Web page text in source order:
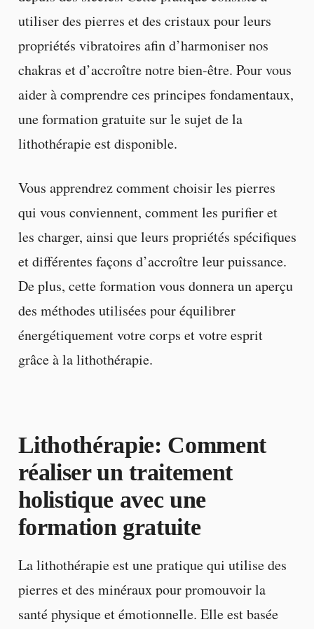
utiliser des pierres et des cristaux pour leurs
propriétés vibratoires afin d’harmoniser nos
chakras et d’accroître notre bien-être. Pour vous
aider à comprendre ces principes fondamentaux,
une formation gratuite sur le sujet de la
lithothérapie est disponible.
Vous apprendrez comment choisir les pierres
qui vous conviennent, comment les purifier et
les charger, ainsi que leurs propriétés spécifiques
et différentes façons d’accroître leur puissance.
De plus, cette formation vous donnera un aperçu
des méthodes utilisées pour équilibrer
énergétiquement votre corps et votre esprit
grâce à la lithothérapie.
Lithothérapie: Comment
réaliser un traitement
holistique avec une
formation gratuite
La lithothérapie est une pratique qui utilise des
pierres et des minéraux pour promouvoir la
santé physique et émotionnelle. Elle est basée